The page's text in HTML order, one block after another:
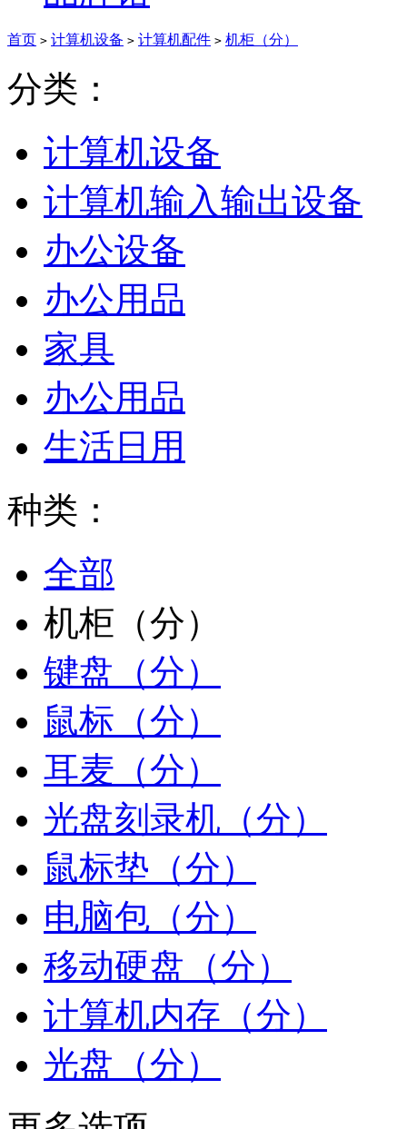
首页 > 计算机设备 > 计算机配件 > 机柜（分）
分类：
计算机设备
计算机输入输出设备
办公设备
办公用品
家具
办公用品
生活日用
种类：
全部
机柜（分）
键盘（分）
鼠标（分）
耳麦（分）
光盘刻录机（分）
鼠标垫（分）
电脑包（分）
移动硬盘（分）
计算机内存（分）
光盘（分）